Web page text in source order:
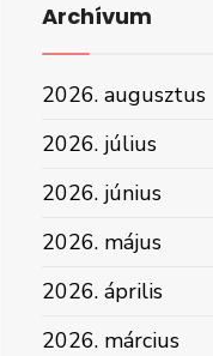
Archívum
2026. augusztus
2026. július
2026. június
2026. május
2026. április
2026. március